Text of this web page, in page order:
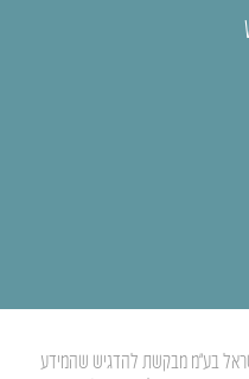
ישראל בע”מ מבקשת להדגיש שהמידע